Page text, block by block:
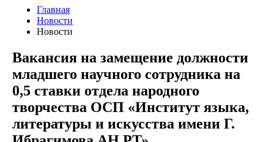
Главная
Новости
Новости
Вакансия на замещение должности
младшего научного сотрудника на
0,5 ставки отдела народного
творчества ОСП «Институт языка,
литературы и искусства имени Г.